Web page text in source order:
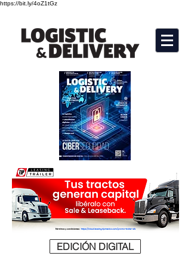
https://bit.ly/4oZ1tGz
EDICIÓN DIGITAL